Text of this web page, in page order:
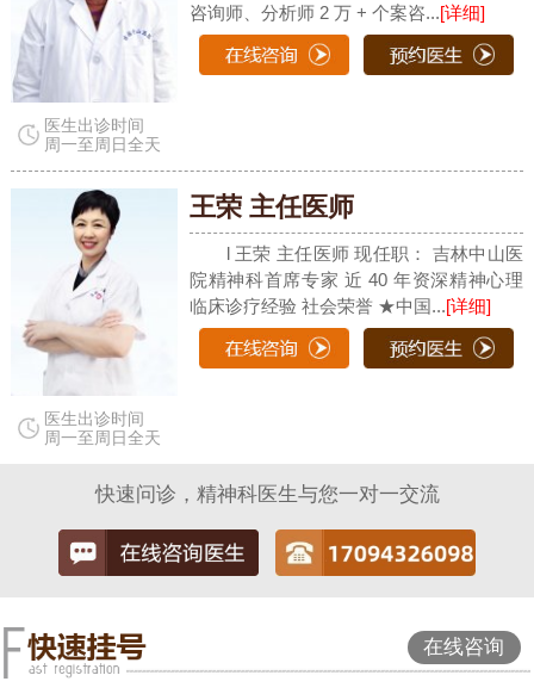
医生出诊时间
周一至周日全天
咨询师、分析师 2 万 + 个案咨...[详细]
医生出诊时间
周一至周日全天
王荣 主任医师
l 王荣 主任医师 现任职： 吉林中山医
院精神科首席专家 近 40 年资深精神心理
临床诊疗经验 社会荣誉 ★中国...[详细]
快速问诊，精神科医生与您一对一交流
在线咨询